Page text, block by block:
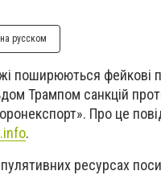
русском
поширюються фейкові
Трампом санкцій
Про це
.
ресурсах